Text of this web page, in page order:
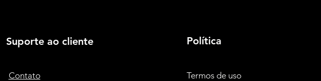
Suporte ao cliente
Contato
Política
Termos de uso